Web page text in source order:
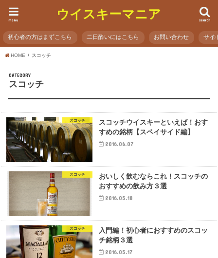
ウイスキーマニア search
menu
初心者の方はまずこちら 二日酔いにはこちら お問い合わせ サイ
HOME スコッチ
CATEGORY
スコッチ
スコッチ
スコッチウイスキーといえば！おす
すめの銘柄【スペイサイド編】
2016.06.07
スコッチ
おいしく飲むならこれ！スコッチの
おすすめの飲み方３選
2016.05.18
スコッチ
入門編！初心者におすすめのスコッ
チ銘柄３選
2016.05.17